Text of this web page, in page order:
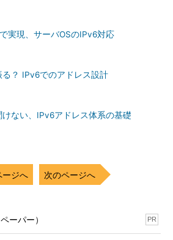
実現、サーバOSのIPv6対応
る？ IPv6でのアドレス設計
けない、IPv6アドレス体系の基礎
ージへ 次のページへ
ーパー） PR